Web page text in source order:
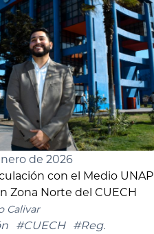
de 2026
con el Medio UNAP
Zona Norte del CUECH
Calivar
#CUECH
#Reg.